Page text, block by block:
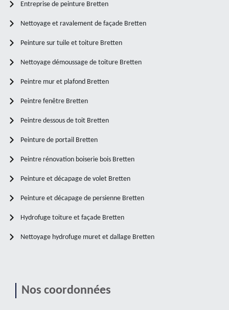
Entreprise de peinture Bretten
Nettoyage et ravalement de façade Bretten
Peinture sur tuile et toiture Bretten
Nettoyage démoussage de toiture Bretten
Peintre mur et plafond Bretten
Peintre fenêtre Bretten
Peintre dessous de toit Bretten
Peinture de portail Bretten
Peintre rénovation boiserie bois Bretten
Peinture et décapage de volet Bretten
Peinture et décapage de persienne Bretten
Hydrofuge toiture et façade Bretten
Nettoyage hydrofuge muret et dallage Bretten
Nos coordonnées